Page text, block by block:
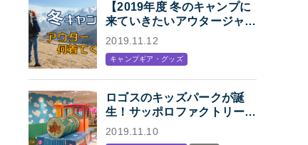
【2019年度 冬のキャンプに
来ていきたいアウタージャケ
ット特集】キャンプ・アウト
トドアブランド各社のジャケ
ットまとめ【Mens】
2019.11.12
キャンプギア・グッズ
ロゴスのキッズパークが誕
生！サッポロファクトリー内
「KIDS STATION
2019.11.10